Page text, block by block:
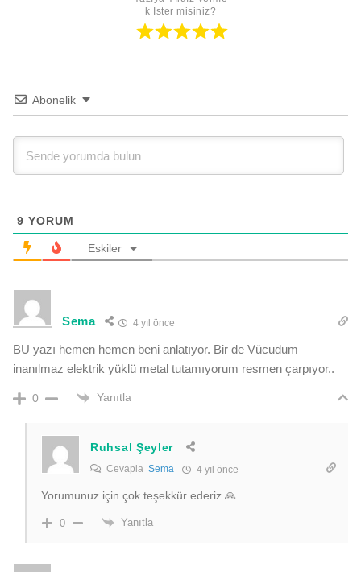
k İster misiniz?
Abonelik
9 YORUM
Eskiler
Sema 4 yıl önce
BU yazı hemen hemen beni anlatıyor. Bir de Vücudum
inanılmaz elektrik yüklü metal tutamıyorum resmen çarpıyor..
0 Yanıtla
Ruhsal Şeyler
Cevapla Sema 4 yıl önce
Yorumunuz için çok teşekkür ederiz 🙏
0 Yanıtla